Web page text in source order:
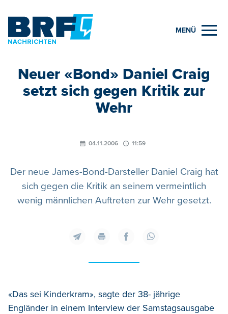
MENÜ
Neuer «Bond» Daniel Craig
setzt sich gegen Kritik zur
Wehr
04.11.2006 11:59
Der neue James-Bond-Darsteller Daniel Craig hat
sich gegen die Kritik an seinem vermeintlich
wenig männlichen Auftreten zur Wehr gesetzt.
«Das sei Kinderkram», sagte der 38- jährige
Engländer in einem Interview der Samstagsausgabe